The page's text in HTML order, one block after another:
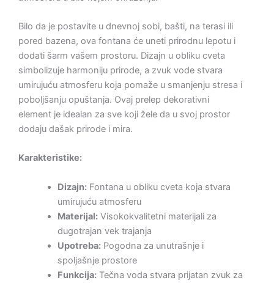
Bilo da je postavite u dnevnoj sobi, bašti, na terasi ili
pored bazena, ova fontana će uneti prirodnu lepotu i
dodati šarm vašem prostoru. Dizajn u obliku cveta
simbolizuje harmoniju prirode, a zvuk vode stvara
umirujuću atmosferu koja pomaže u smanjenju stresa i
poboljšanju opuštanja. Ovaj prelep dekorativni
element je idealan za sve koji žele da u svoj prostor
dodaju dašak prirode i mira.
Karakteristike:
Dizajn:Fontana u obliku cveta koja stvara
umirujuću atmosferu
Materijal:Visokokvalitetni materijali za
dugotrajan vek trajanja
Upotreba:Pogodna za unutrašnje i
spoljašnje prostore
Funkcija:Tečna voda stvara prijatan zvuk za